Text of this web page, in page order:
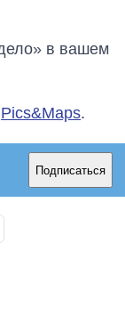
в вашем
Pics&Maps.
Подписаться